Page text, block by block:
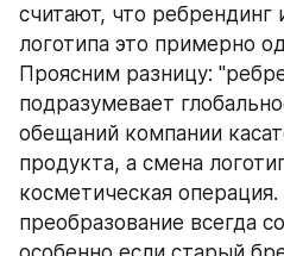
считают, что ребрендинг
логотипа это примерно
Проясним разницу:
подразумевает
обещаний компании
продукта, а смена
косметическая
преобразование всегда